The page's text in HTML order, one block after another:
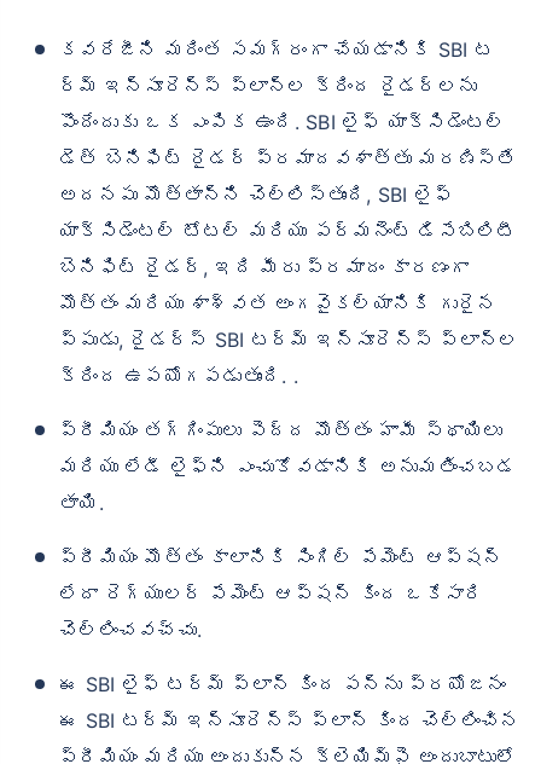
కవరేజీని మరింత సమగ్రంగా చేయడానికి SBI ట
ర్మ్ ఇన్సూరెన్స్ ప్లాన్‌ల క్రింద రైడర్‌లను
పొందేందుకు ఒక ఎంపిక ఉంది. SBI లైఫ్ యాక్సిడెంటల్
డెత్ బెనిఫిట్ రైడర్ ప్రమాదవశాత్తు మరణిస్తే
అదనపు మొత్తాన్ని చెల్లిస్తుంది, SBI లైఫ్
యాక్సిడెంటల్ టోటల్ మరియు పర్మనెంట్ డిసేబిలిటీ
బెనిఫిట్ రైడర్, ఇది మీరు ప్రమాదం కారణంగా
మొత్తం మరియు శాశ్వత అంగవైకల్యానికి గురైన
ప్పుడు, రైడర్స్ SBI టర్మ్ ఇన్సూరెన్స్ ప్లాన్‌ల
క్రింద ఉపయోగపడుతుంది. .
ప్రీమియం తగ్గింపులు పెద్ద మొత్తం హామీ స్థాయిలు
మరియు లేడీ లైఫ్‌ని ఎంచుకోవడానికి అనుమతించబడ
తాయి.
ప్రీమియం మొత్తం కాలానికి సింగిల్ పేమెంట్ ఆప్షన్
లేదా రెగ్యులర్ పేమెంట్ ఆప్షన్ కింద ఒకేసారి
చెల్లించవచ్చు.
ఈ SBI లైఫ్ టర్మ్ ప్లాన్ కింద పన్ను ప్రయోజనం
ఈ SBI టర్మ్ ఇన్సూరెన్స్ ప్లాన్ కింద చెల్లించిన
ప్రీమియం మరియు అందుకున్న క్లెయిమ్‌పై అందుబాటులో